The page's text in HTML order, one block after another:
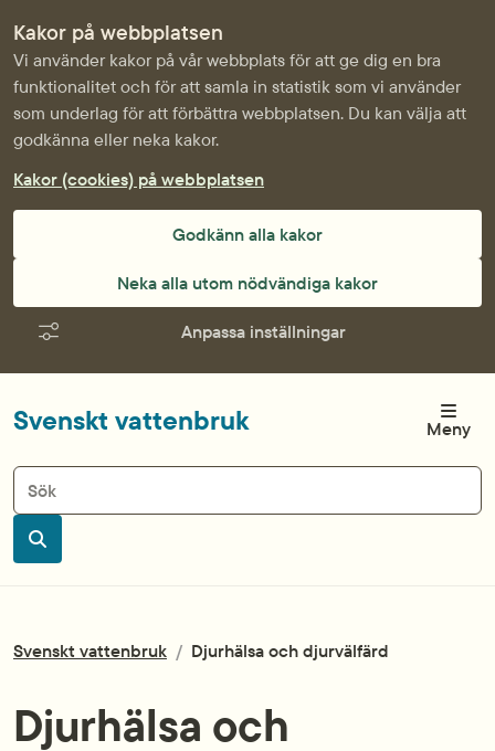
Kakor på webbplatsen
Vi använder kakor på vår webbplats för att ge dig en bra
funktionalitet och för att samla in statistik som vi använder
som underlag för att förbättra webbplatsen. Du kan välja att
godkänna eller neka kakor.
Kakor (cookies) på webbplatsen
Godkänn alla kakor
Neka alla utom nödvändiga kakor
Anpassa inställningar
Svenskt vattenbruk Meny
Sök
Sök
Svenskt vattenbruk / Djurhälsa och djurvälfärd
Djurhälsa och